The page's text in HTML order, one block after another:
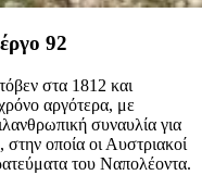
92
στα 1812 και
αργότερα, με
συναυλία για
οποία οι Αυστριακοί
του Ναπολέοντα.